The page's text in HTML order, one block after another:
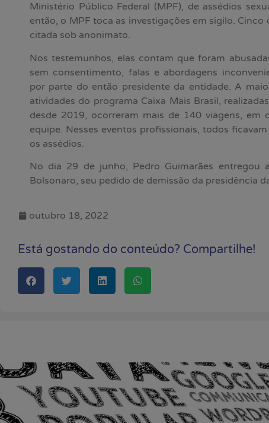
Ministério Público Federal (MPF), de assédios
então, o MPF toca as investigações em sigilo.
citada sob anonimato.
Nos testemunhos, elas contam que foram
sem consentimento, falas e abordagens
por parte do então presidente da entidade. A
atividades do programa Caixa Mais Brasil,
desde 2019, ocorreram mais de 140 viagens, em
equipe. Nesses eventos profissionais, todos
os assédios.
No dia 29 de junho, Pedro Guimarães entregou
Bolsonaro, seu pedido de demissão da presidência
outubro 18, 2022
Está gostando do conteúdo? Compartilhe!